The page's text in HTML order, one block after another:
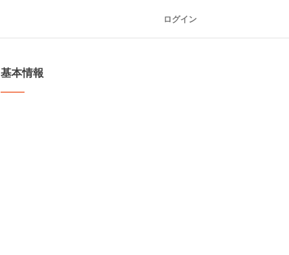
ログイン
基本情報